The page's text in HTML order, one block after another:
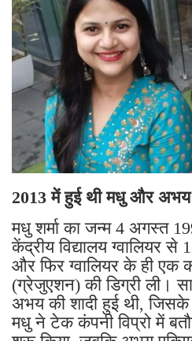
2013 में हुई थी मधु और अभय
मधु शर्मा का जन्म 4 अगस्त
केंद्रीय विद्यालय ग्वालियर से
और फिर ग्वालियर के ही एक
(ग्रेजुएशन) की डिग्री ली।
अभय की शादी हुई थी, जिसके
मधु ने टेक कंपनी विप्रो में